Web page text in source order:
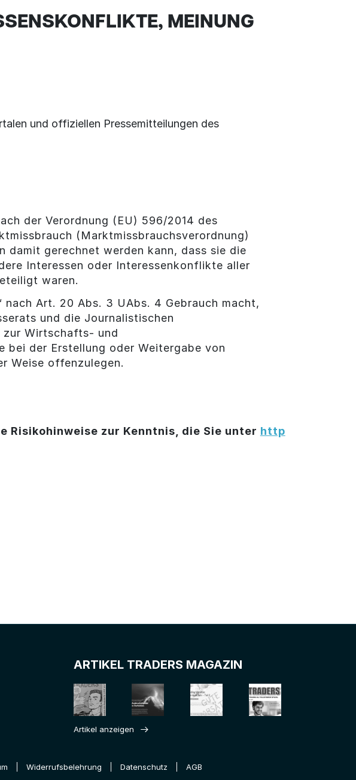
MEINUNG
und offiziellen Pressemitteilungen des
der Verordnung (EU) 596/2014 des
(Marktmissbrauchsverordnung)
damit gerechnet werden kann, dass sie die
Interessen oder Interessenkonflikte aller
waren.
Art. 20 Abs. 3 UAbs. 4 Gebrauch macht,
und die Journalistischen
zur Wirtschafts- und
der Erstellung oder Weitergabe von
Weise offenzulegen.
Risikohinweise zur Kenntnis, die Sie unter http
ARTIKEL TRADERS MAGAZIN
Artikel anzeigen
Widerrufsbelehrung Datenschutz AGB